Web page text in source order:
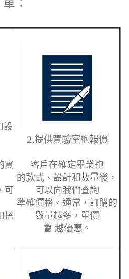
設
實
可
搭
2.提供實驗室袍報價
客戶在確定畢業袍
的款式、設計和數量後，
可以向我們查詢
準確價格。通常，訂購的
數量越多，單價
會 越優惠。